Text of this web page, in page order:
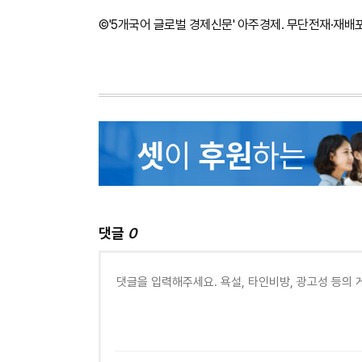
©'5개국어 글로벌 경제신문' 아주경제. 무단전재·재배
댓글 0